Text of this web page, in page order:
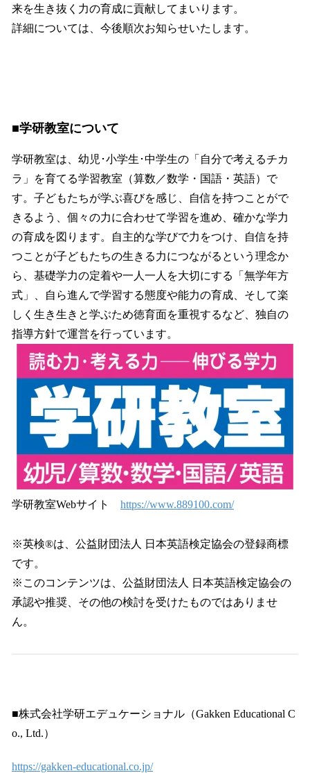
来を生き抜く力の育成に貢献してまいります。
詳細については、今後順次お知らせいたします。
■学研教室について
学研教室は、幼児･小学生･中学生の「自分で考えるチカ
ラ」を育てる学習教室（算数／数学・国語・英語）で
す。子どもたちが学ぶ喜びを感じ、自信を持つことがで
きるよう、個々の力に合わせて学習を進め、確かな学力
の育成を図ります。自主的な学びで力をつけ、自信を持
つことが子どもたちの生きる力につながるという理念か
ら、基礎学力の定着や一人一人を大切にする「無学年方
式」、自ら進んで学習する態度や能力の育成、そして楽
しく生き生きと学ぶため徳育面を重視するなど、独自の
指導方針で運営を行っています。
学研教室Webサイト https://www.889100.com/
※英検®は、公益財団法人 日本英語検定協会の登録商標
です。
※このコンテンツは、公益財団法人 日本英語検定協会の
承認や推奨、その他の検討を受けたものではありませ
ん。
■株式会社学研エデュケーショナル（Gakken Educational C
o., Ltd.）
https://gakken-educational.co.jp/